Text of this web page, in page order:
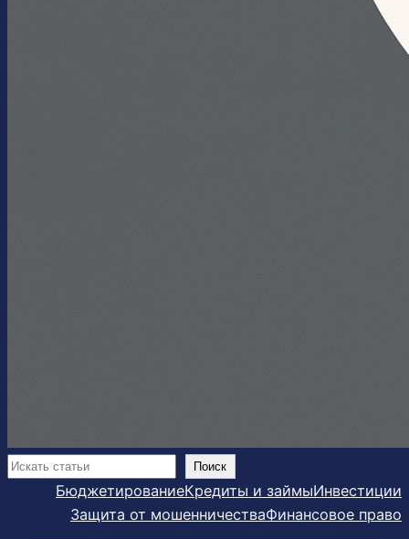
Поиск Поиск
БюджетированиеКредиты и займыИнвестиции
Защита от мошенничестваФинансовое право